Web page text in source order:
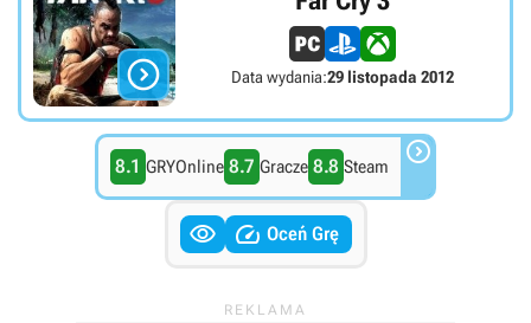
 Data wydania:29 listopada 2012
8.1 GRYOnline 8.7 Gracze 8.8 Steam 
  Oceń Grę